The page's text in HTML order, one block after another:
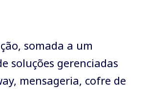
somada a um
soluções gerenciadas
mensageria, cofre de